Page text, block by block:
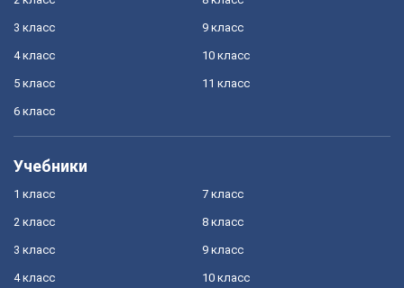
3 класс
4 класс
5 класс
6 класс
9 класс
10 класс
11 класс
Учебники
1 класс
2 класс
3 класс
4 класс
7 класс
8 класс
9 класс
10 класс